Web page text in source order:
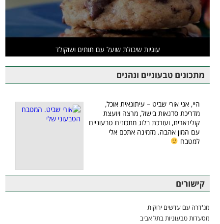
עוגיות שיבולת שועל עם תותים ושוקולד
מתכונים טבעוניים ונהנים
היי, אני אורי שביט – עיתונאית אוכל,
מדריכת סדנאות בישול, מרצה ויועצת
קולינארית, ועורכת בלוג מתכונים טבעוניים
עם המון אהבה. מזמינה אתכם אלי
למטבח
קישורים
מג'דרה עם עדשים ירוקות
מסעדות טבעוניות בתל אביב